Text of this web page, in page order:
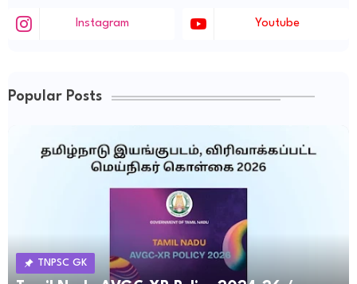
Instagram Youtube
Popular Posts
TNPSC GK